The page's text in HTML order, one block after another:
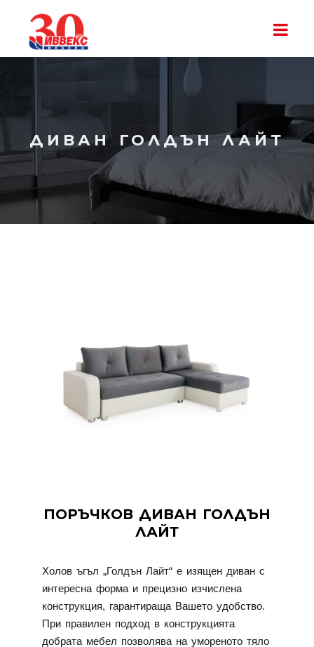
ДИВАН ГОЛДЪН ЛАЙТ
ПОРЪЧКОВ ДИВАН ГОЛДЪН
ЛАЙТ
Холов ъгъл „Голдън Лайт“ е изящен диван с
интересна форма и прецизно изчислена
конструкция, гарантираща Вашето удобство.
При правилен подход в конструкцията
добрата мебел позволява на умореното тяло